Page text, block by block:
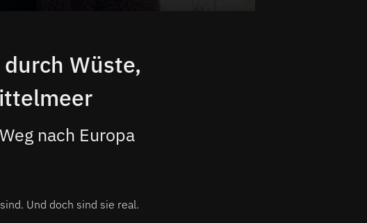
Wüste,
nach Europa
Und doch sind sie real.